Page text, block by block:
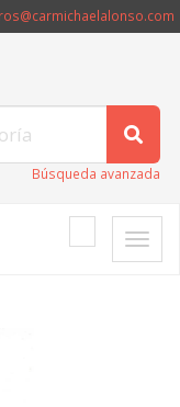
Búsqueda avanzada
Toggle